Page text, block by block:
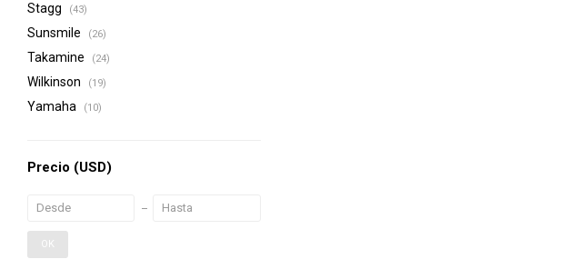
Stagg (43)
Sunsmile (26)
Takamine (24)
Wilkinson (19)
Yamaha (10)
Precio (USD)
OK